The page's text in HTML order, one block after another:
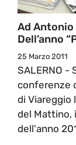
Ad
Dell’anno
25 Marzo 2011
SALERNO -
conferenze
di Viareggio
del Mattino,
dell'anno